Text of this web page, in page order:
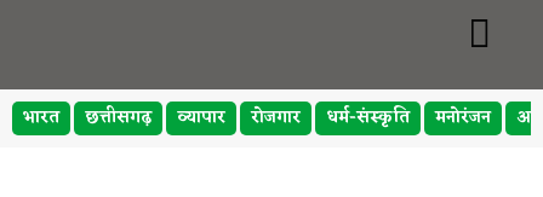
भारत छत्तीसगढ़ व्यापार रोजगार धर्म-संस्कृति मनोरंजन